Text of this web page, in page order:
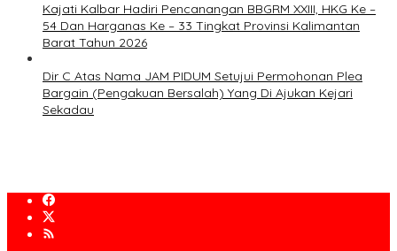
Kajati Kalbar Hadiri Pencanangan BBGRM XXIII, HKG Ke –
54 Dan Harganas Ke – 33 Tingkat Provinsi Kalimantan
Barat Tahun 2026
Dir C Atas Nama JAM PIDUM Setujui Permohonan Plea
Bargain (Pengakuan Bersalah) Yang Di Ajukan Kejari
Sekadau